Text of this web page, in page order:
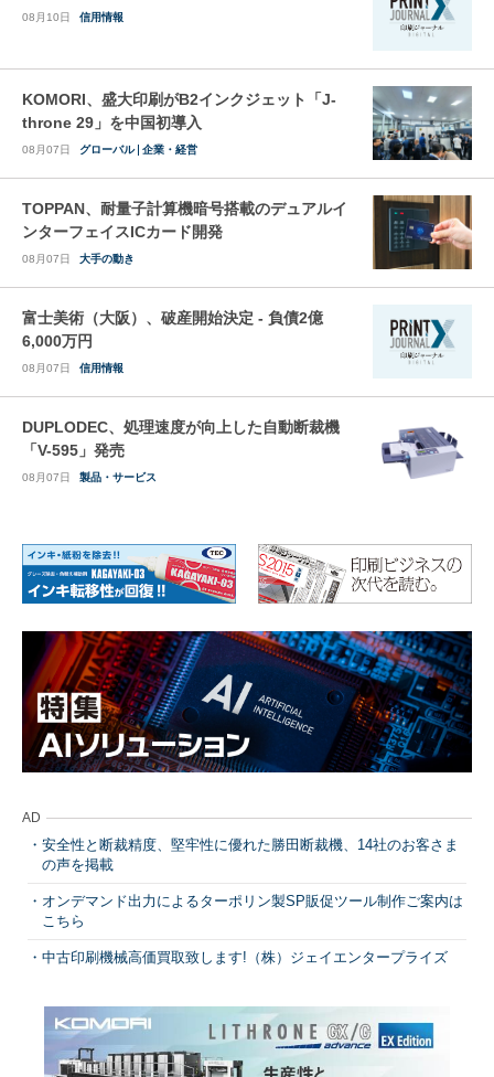
08月10日 信用情報
KOMORI、盛大印刷がB2インクジェット「J-
throne 29」を中国初導入
08月07日 グローバル 企業・経営
TOPPAN、耐量子計算機暗号搭載のデュアルイ
ンターフェイスICカード開発
08月07日 大手の動き
富士美術（大阪）、破産開始決定 - 負債2億
6,000万円
08月07日 信用情報
DUPLODEC、処理速度が向上した自動断裁機
「V-595」発売
08月07日 製品・サービス
AD
安全性と断裁精度、堅牢性に優れた勝田断裁機、14社のお客さま
の声を掲載
オンデマンド出力によるターポリン製SP販促ツール制作ご案内は
こちら
中古印刷機械高価買取致します!（株）ジェイエンタープライズ